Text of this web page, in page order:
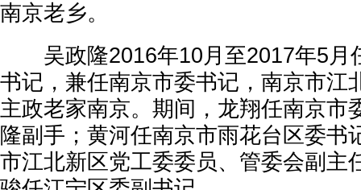
南京老乡。
吴政隆2016年10月至2017年5月
书记，兼任南京市委书记，南京市江
主政老家南京。期间，龙翔任南京市
隆副手；黄河任南京市雨花台区委书
市江北新区党工委委员、管委会副主